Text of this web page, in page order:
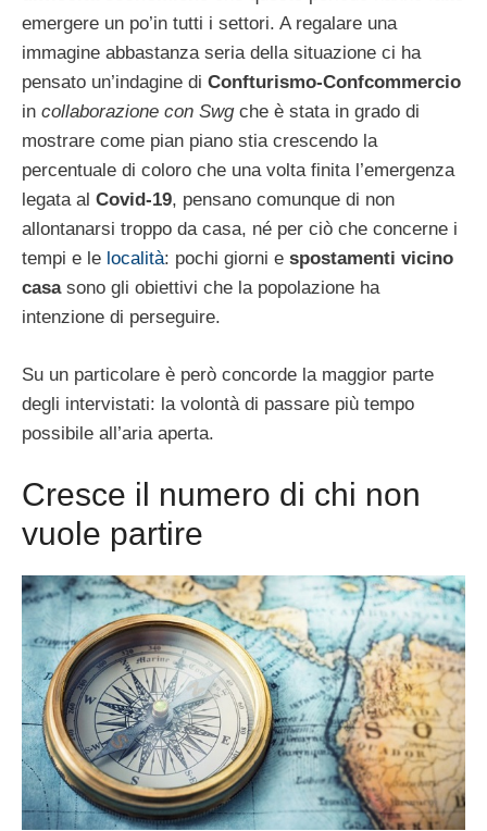
emergere un po’in tutti i settori. A regalare una
immagine abbastanza seria della situazione ci ha
pensato un’indagine di Confturismo-Confcommercio
in collaborazione con Swgche è stata in grado di
mostrare come pian piano stia crescendo la
percentuale di coloro che una volta finita l’emergenza
legata al Covid-19, pensano comunque di non
allontanarsi troppo da casa, né per ciò che concerne i
tempi e le località: pochi giorni e spostamenti vicino
casasono gli obiettivi che la popolazione ha
intenzione di perseguire.
Su un particolare è però concorde la maggior parte
degli intervistati: la volontà di passare più tempo
possibile all’aria aperta.
Cresce il numero di chi non
vuole partire